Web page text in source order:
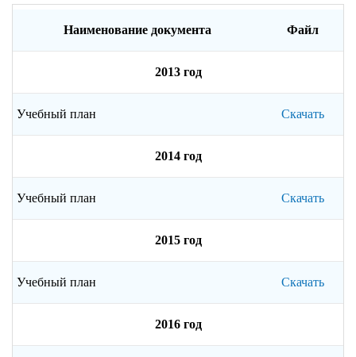
Наименование документа Файл
2013 год
Учебный план Скачать
2014 год
Учебный план Скачать
2015 год
Учебный план Скачать
2016 год